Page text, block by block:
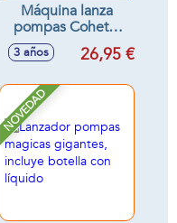
Máquina lanza
pompas Cohete,
Giro 360º, incluye
botella con líquido,
3 años 26,95 €
NOVEDAD